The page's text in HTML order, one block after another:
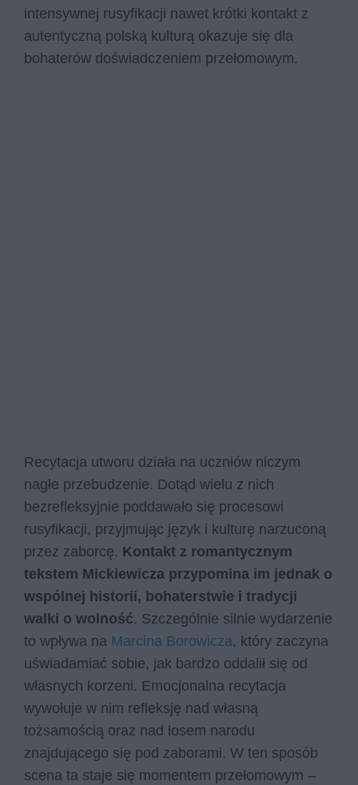
intensywnej rusyfikacji nawet krótki kontakt z
autentyczną polską kulturą okazuje się dla
bohaterów doświadczeniem przełomowym.
Recytacja utworu działa na uczniów niczym
nagłe przebudzenie. Dotąd wielu z nich
bezrefleksyjnie poddawało się procesowi
rusyfikacji, przyjmując język i kulturę narzuconą
przez zaborcę. Kontakt z romantycznym
tekstem Mickiewicza przypomina im jednak o
wspólnej historii, bohaterstwie i tradycji
walki o wolność. Szczególnie silnie wydarzenie
to wpływa na Marcina Borowicza, który zaczyna
uświadamiać sobie, jak bardzo oddalił się od
własnych korzeni. Emocjonalna recytacja
wywołuje w nim refleksję nad własną
tożsamością oraz nad losem narodu
znajdującego się pod zaborami. W ten sposób
scena ta staje się momentem przełomowym –